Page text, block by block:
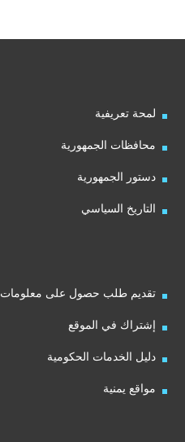
لمحة تعريفية
محافظات الجمهورية
دستور الجمهورية
التاريخ السياسي
تقديم طلب حصول على معلومات
إشتراك في الموقع
دليل الخدمات الحكومية
مواقع يمنية